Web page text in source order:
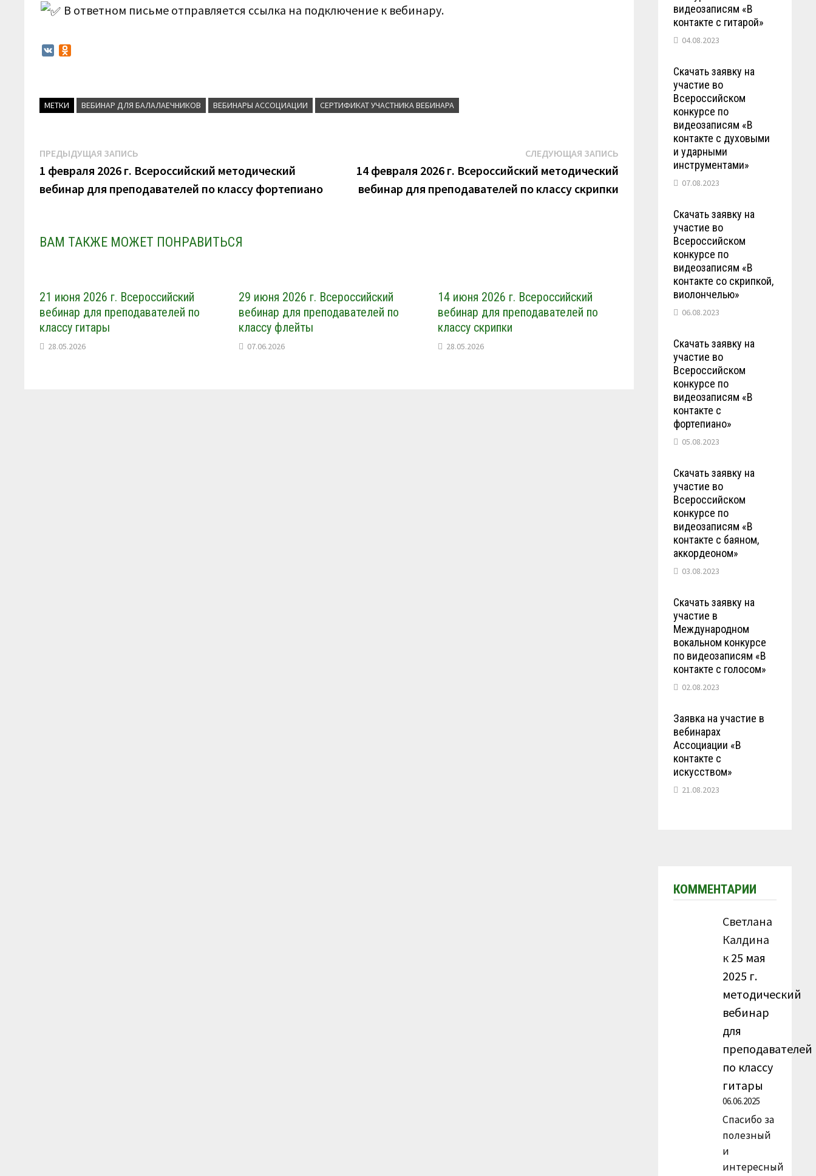
В ответном письме отправляется ссылка на подключение к вебинару.
k
l
s
n
i
k
i
МЕТКИ ВЕБИНАР ДЛЯ БАЛАЛАЕЧНИКОВ ВЕБИНАРЫ АССОЦИАЦИИ СЕРТИФИКАТ УЧАСТНИКА ВЕБИНАРА
Навигация
по
записям
ПРЕДЫДУЩАЯ ЗАПИСЬ
запись:
1 февраля 2026 г. Всероссийский методический
вебинар для преподавателей по классу фортепиано
СЛЕДУЮЩАЯ ЗАПИСЬСледующая
запись:
14 февраля 2026 г. Всероссийский методический
вебинар для преподавателей по классу скрипки
ВАМ ТАКЖЕ МОЖЕТ ПОНРАВИТЬСЯ
21 июня 2026 г. Всероссийский
вебинар для преподавателей по
классу гитары
28.05.2026
29 июня 2026 г. Всероссийский
вебинар для преподавателей по
классу флейты
07.06.2026
14 июня 2026 г. Всероссийский
вебинар для преподавателей по
классу скрипки
28.05.2026
видеозаписям «В
контакте с гитарой»
04.08.2023
Скачать заявку на
участие во
Всероссийском
конкурсе по
видеозаписям «В
контакте с духовыми
и ударными
инструментами»
07.08.2023
Скачать заявку на
участие во
Всероссийском
конкурсе по
видеозаписям «В
контакте со скрипкой,
виолончелью»
06.08.2023
Скачать заявку на
участие во
Всероссийском
конкурсе по
видеозаписям «В
контакте с
фортепиано»
05.08.2023
Скачать заявку на
участие во
Всероссийском
конкурсе по
видеозаписям «В
контакте с баяном,
аккордеоном»
03.08.2023
Скачать заявку на
участие в
Международном
вокальном конкурсе
по видеозаписям «В
контакте с голосом»
02.08.2023
Заявка на участие в
вебинарах
Ассоциации «В
контакте с
искусством»
21.08.2023
КОММЕНТАРИИ
Светлана
Калдина
к 25 мая
2025 г.
методический
вебинар
для
преподавателей
по классу
гитары
06.06.2025
Спасибо за
полезный
и
интересный